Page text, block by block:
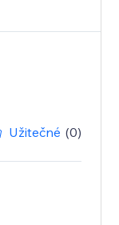
Užitečné (0)